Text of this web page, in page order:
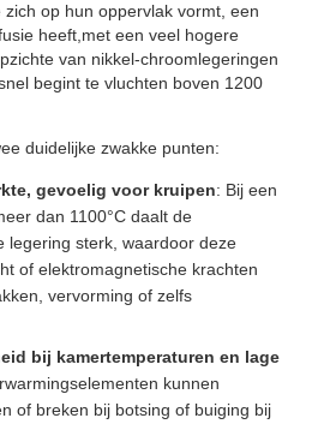
zich op hun oppervlak vormt, een
heeft,met een veel hogere
van nikkel-chroomlegeringen
begint te vluchten boven 1200
duidelijke zwakke punten:
gevoelig voor kruipen: Bij een
dan 1100°C daalt de
legering sterk, waardoor deze
of elektromagnetische krachten
vervorming of zelfs
bij kamertemperaturen en lage
kunnen
of breken bij botsing of buiging bij